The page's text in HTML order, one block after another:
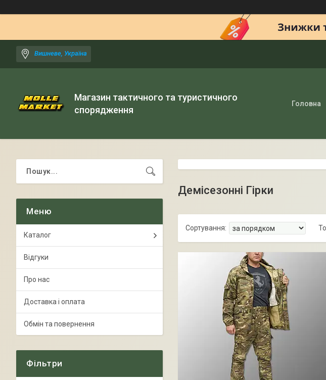
Вишневе, Україна
Магазин тактичного та туристичного
спорядження
Головна
Демісезонні Гірки
Каталог
Відгуки
Про нас
Доставка і оплата
Обмін та повернення
Фільтри